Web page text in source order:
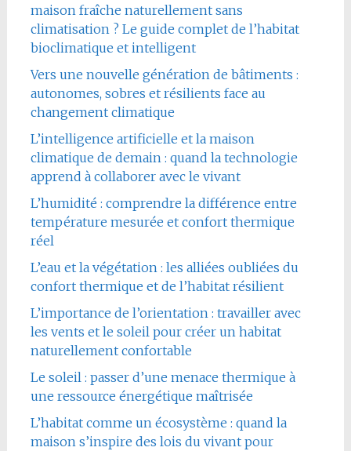
maison fraîche naturellement sans
climatisation ? Le guide complet de l’habitat
bioclimatique et intelligent
Vers une nouvelle génération de bâtiments :
autonomes, sobres et résilients face au
changement climatique
L’intelligence artificielle et la maison
climatique de demain : quand la technologie
apprend à collaborer avec le vivant
L’humidité : comprendre la différence entre
température mesurée et confort thermique
réel
L’eau et la végétation : les alliées oubliées du
confort thermique et de l’habitat résilient
L’importance de l’orientation : travailler avec
les vents et le soleil pour créer un habitat
naturellement confortable
Le soleil : passer d’une menace thermique à
une ressource énergétique maîtrisée
L’habitat comme un écosystème : quand la
maison s’inspire des lois du vivant pour